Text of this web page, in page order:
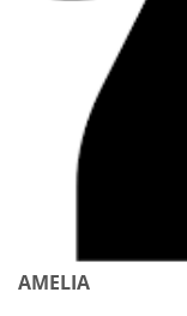
AMELIA